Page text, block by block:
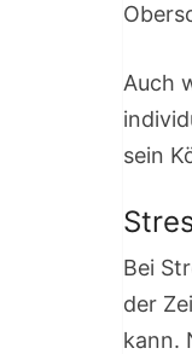
Auch
sein
Bei
der
kann.